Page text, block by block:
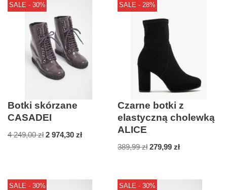
SALE - 30%
Botki skórzane
CASADEI
4 249,00zł 2 974,30 zł
SALE - 28%
Czarne botki z
elastyczną cholewką
ALICE
389,99zł 279,99zł
SALE - 30% SALE - 30%